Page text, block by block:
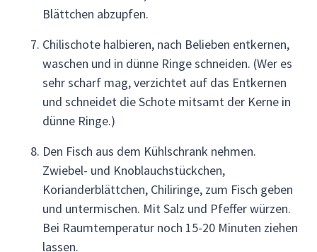
Blättchen abzupfen.
Chilischote halbieren, nach Belieben entkernen,
waschen und in dünne Ringe schneiden. (Wer es
sehr scharf mag, verzichtet auf das Entkernen
und schneidet die Schote mitsamt der Kerne in
dünne Ringe.)
Den Fisch aus dem Kühlschrank nehmen.
Zwiebel- und Knoblauchstückchen,
Korianderblättchen, Chiliringe, zum Fisch geben
und untermischen. Mit Salz und Pfeffer würzen.
Bei Raumtemperatur noch 15-20 Minuten ziehen
lassen.